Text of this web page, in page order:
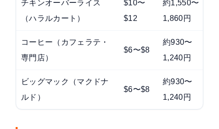
チキンオーバーライス
（ハラルカート）
$10〜
$12
約1,550〜
1,860円
コーヒー（カフェラテ・
専門店）
$6〜$8
約930〜
1,240円
ビッグマック（マクドナ
ルド）
$6〜$8
約930〜
1,240円